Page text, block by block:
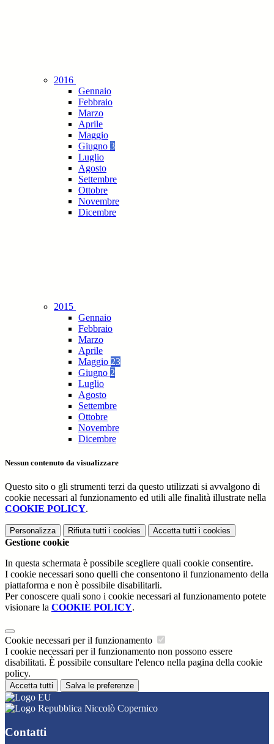
2016
Gennaio
Febbraio
Marzo
Aprile
Maggio
Giugno 3
Luglio
Agosto
Settembre
Ottobre
Novembre
Dicembre
2015
Gennaio
Febbraio
Marzo
Aprile
Maggio 23
Giugno 2
Luglio
Agosto
Settembre
Ottobre
Novembre
Dicembre
Nessun contenuto da visualizzare
Questo sito o gli strumenti terzi da questo utilizzati si avvalgono di
cookie necessari al funzionamento ed utili alle finalità illustrate nella
COOKIE POLICY.
Personalizza Rifiuta tutti i cookies Accetta tutti i cookies
Gestione cookie
In questa schermata è possibile scegliere quali cookie consentire.
I cookie necessari sono quelli che consentono il funzionamento della
piattaforma e non è possibile disabilitarli.
Per conoscere quali sono i cookie necessari al funzionamento potete
visionare la COOKIE POLICY.
Cookie necessari per il funzionamento
I cookie necessari per il funzionamento non possono essere
disabilitati. È possibile consultare l'elenco nella pagina della cookie
policy.
Accetta tutti Salva le preferenze
Niccolò Copernico
Contatti